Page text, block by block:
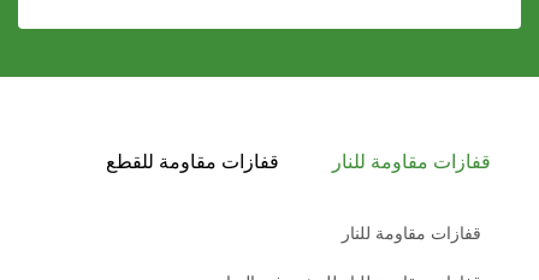
قفازات مقاومة للنار قفازات مقاومة للقطع
قفازات مقاومة للنار